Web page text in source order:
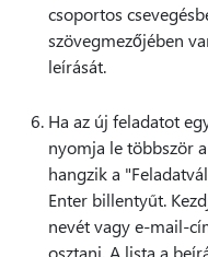
csoportos
szövegmezőjében
leírását.
Ha az új feladatot
nyomja le többször
hangzik a
Enter billentyűt.
nevét vagy e-mail-
osztani. A lista a